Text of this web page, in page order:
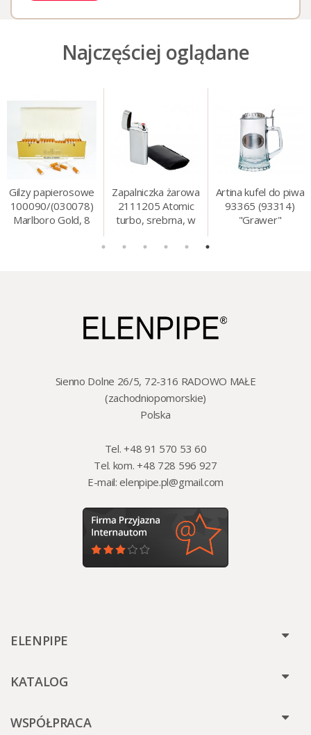
Najczęściej oglądane
Gilzy papierosowe
100090/(030078)
Marlboro Gold, 8
Zapalniczka żarowa
2111205 Atomic
turbo, srebrna, w
Artina kufel do piwa
93365 (93314)
"Grawer"
Sienno Dolne 26/5, 72-316 RADOWO MAŁE
(zachodniopomorskie)
Polska
Tel. +48 91 570 53 60
Tel. kom. +48 728 596 927
E-mail:elenpipe.pl@gmail.com
ELENPIPE
KATALOG
WSPÓŁPRACA